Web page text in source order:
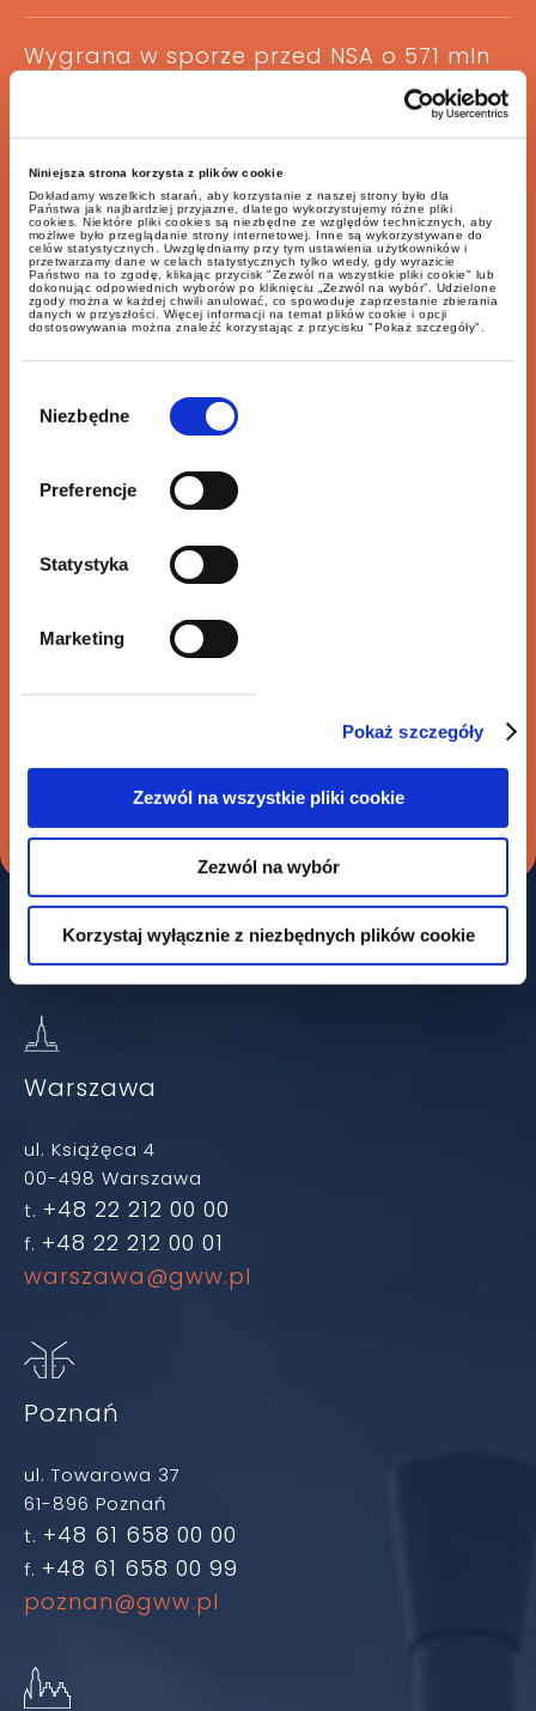
Niniejsza strona korzysta z plików cookie
Dokładamy wszelkich starań, aby korzystanie z naszej strony było dla
Państwa jak najbardziej przyjazne, dlatego wykorzystujemy różne pliki
cookies. Niektóre pliki cookies są niezbędne ze względów technicznych, aby
możliwe było przeglądanie strony internetowej. Inne są wykorzystywane do
celów statystycznych. Uwzględniamy przy tym ustawienia użytkowników i
przetwarzamy dane w celach statystycznych tylko wtedy, gdy wyrazicie
Państwo na to zgodę, klikając przycisk "Zezwól na wszystkie pliki cookie" lub
dokonując odpowiednich wyborów po kliknięciu „Zezwól na wybór”. Udzielone
zgody można w każdej chwili anulować, co spowoduje zaprzestanie zbierania
danych w przyszłości. Więcej informacji na temat plików cookie i opcji
dostosowywania można znaleźć korzystając z przycisku "Pokaż szczegóły".
zgody
Niezbędne
Preferencje
Statystyka
Marketing
Pokaż szczegóły
Zezwól na wszystkie pliki cookie
Zezwól na wybór
Korzystaj wyłącznie z niezbędnych plików cookie
Wygrana w sporze przed NSA o 571 mln
Precedensowy wyrok sądu zamówień
publicznych w sprawie przedsiębiorstwa
państwowego PGSW
Transakcja przejęcia kontroli nad spółką
eo Networks SA przez Euvic
Nasze biura
Warszawa
ul. Książęca 4
00-498 Warszawa
t. +48 22 212 00 00
f. +48 22 212 00 01
warszawa@gww.pl
Poznań
ul. Towarowa 37
61-896 Poznań
t. +48 61 658 00 00
f. +48 61 658 00 99
poznan@gww.pl